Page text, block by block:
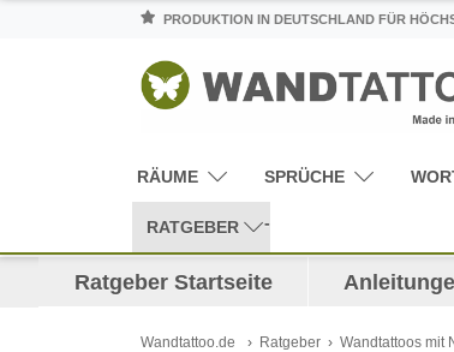
PRODUKTION IN DEUTSCHLAND FÜR
RÄUME SPRÜCHE
RATGEBER
Ratgeber Startseite
Wandtattoo.de Ratgeber Wandtattoos mit